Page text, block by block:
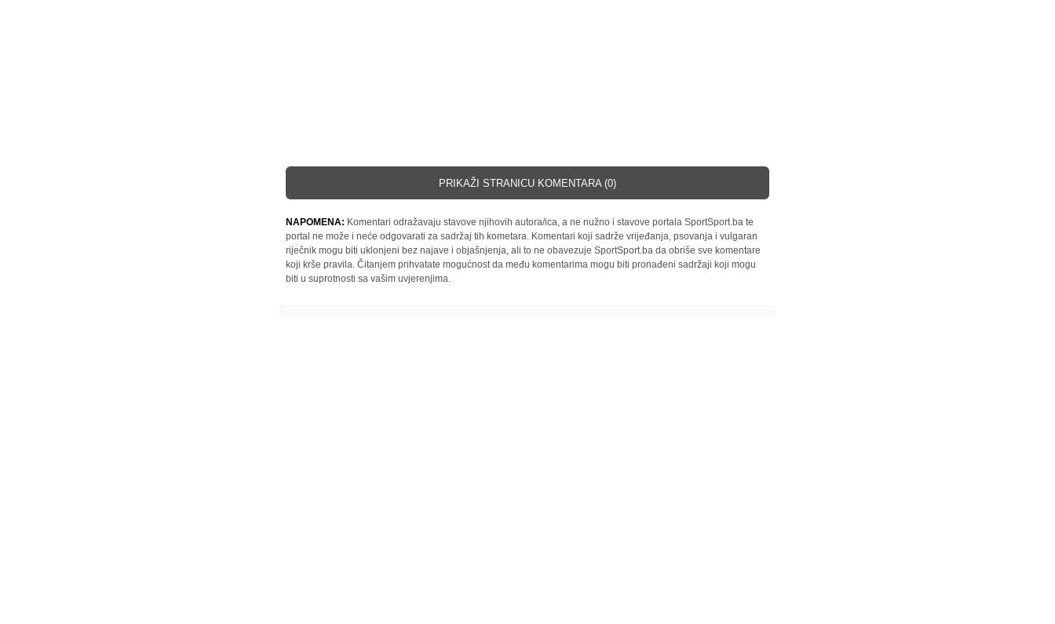
PRIKAŽI STRANICU KOMENTARA (0)
NAPOMENA: Komentari odražavaju stavove njihovih autora/ica, a ne nužno i stavove portala SportSport.ba te
portal ne može i neće odgovarati za sadržaj tih kometara. Komentari koji sadrže vrijeđanja, psovanja i vulgaran
riječnik mogu biti uklonjeni bez najave i objašnjenja, ali to ne obavezuje SportSport.ba da obriše sve komentare
koji krše pravila. Čitanjem prihvatate mogućnost da među komentarima mogu biti pronađeni sadržaji koji mogu
biti u suprotnosti sa vašim uvjerenjima.